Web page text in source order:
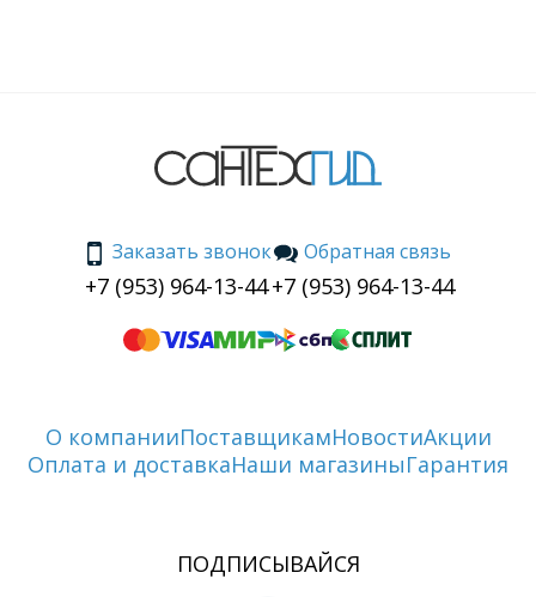
Заказать звонок
+7 (953) 964-13-44
Обратная связь
+7 (953) 964-13-44
О компанииПоставщикамНовостиАкции
Оплата и доставкаНаши магазиныГарантия
ПОДПИСЫВАЙСЯ